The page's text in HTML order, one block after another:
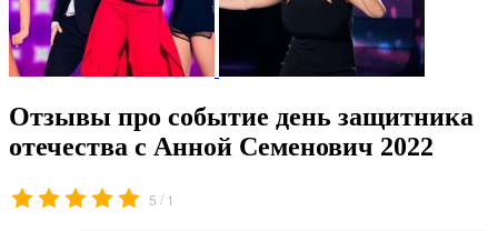
Отзывы про событие день защитника
отечества с Анной Семенович 2022
5 / 1